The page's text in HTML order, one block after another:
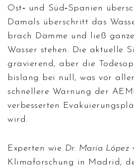
Ost‑ und Süd‑Spanien
Damals überschritt das
brach Dämme und ließ
Wasser stehen. Die aktuelle
gravierend, aber die
bislang bei null, was vor
schnellere Warnung der
verbesserten
wird.
Experten wie Dr. María López
Klimaforschung in Madrid,